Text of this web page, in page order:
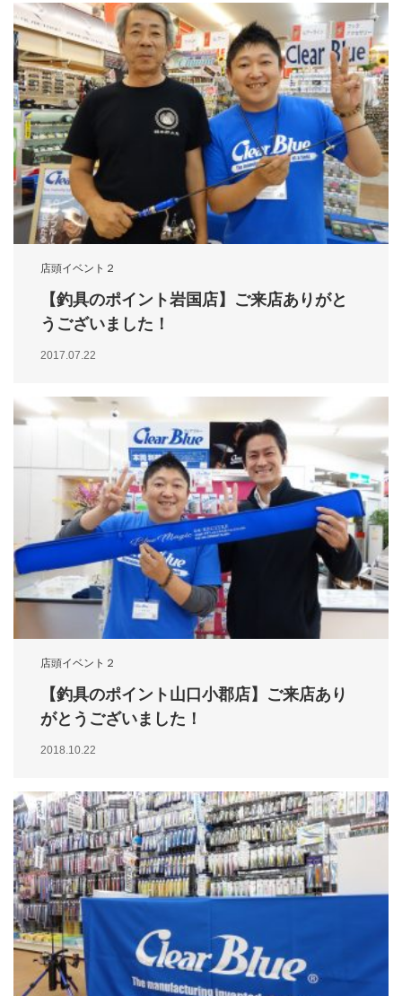
店頭イベント２
【釣具のポイント岩国店】ご来店ありがと
うございました！
2017.07.22
店頭イベント２
【釣具のポイント山口小郡店】ご来店あり
がとうございました！
2018.10.22